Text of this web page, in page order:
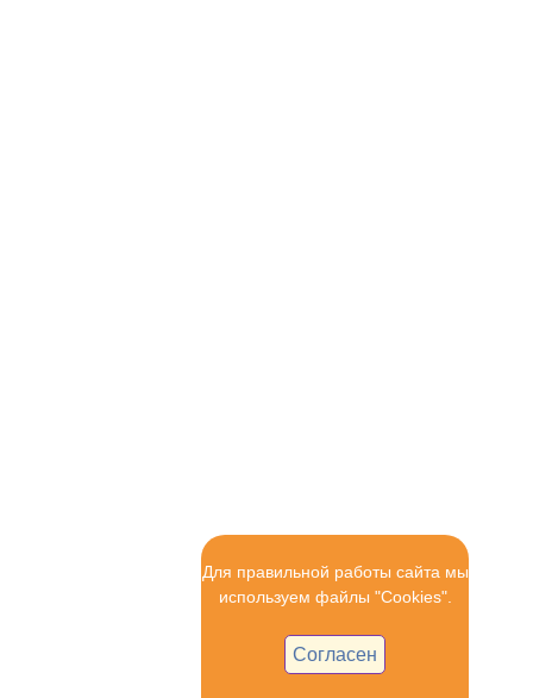
Для правильной работы сайта мы
используем файлы "Cookies".
Согласен